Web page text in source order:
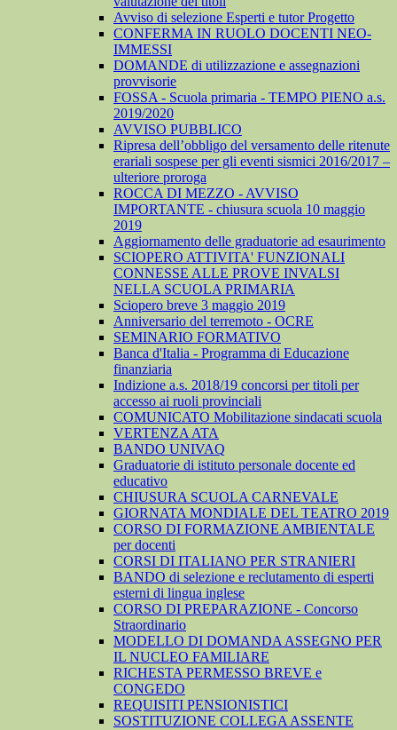
Avviso di selezione Esperti e tutor Progetto
CONFERMA IN RUOLO DOCENTI NEO-
IMMESSI
DOMANDE di utilizzazione e assegnazioni
provvisorie
FOSSA - Scuola primaria - TEMPO PIENO a.s.
2019/2020
AVVISO PUBBLICO
Ripresa dell’obbligo del versamento delle ritenute
erariali sospese per gli eventi sismici 2016/2017 –
ulteriore proroga
ROCCA DI MEZZO - AVVISO
IMPORTANTE - chiusura scuola 10 maggio
2019
Aggiornamento delle graduatorie ad esaurimento
SCIOPERO ATTIVITA' FUNZIONALI
CONNESSE ALLE PROVE INVALSI
NELLA SCUOLA PRIMARIA
Sciopero breve 3 maggio 2019
Anniversario del terremoto - OCRE
SEMINARIO FORMATIVO
Banca d'Italia - Programma di Educazione
finanziaria
Indizione a.s. 2018/19 concorsi per titoli per
accesso ai ruoli provinciali
COMUNICATO Mobilitazione sindacati scuola
VERTENZA ATA
BANDO UNIVAQ
Graduatorie di istituto personale docente ed
educativo
CHIUSURA SCUOLA CARNEVALE
GIORNATA MONDIALE DEL TEATRO 2019
CORSO DI FORMAZIONE AMBIENTALE
per docenti
CORSI DI ITALIANO PER STRANIERI
BANDO di selezione e reclutamento di esperti
esterni di lingua inglese
CORSO DI PREPARAZIONE - Concorso
Straordinario
MODELLO DI DOMANDA ASSEGNO PER
IL NUCLEO FAMILIARE
RICHESTA PERMESSO BREVE e
CONGEDO
REQUISITI PENSIONISTICI
SOSTITUZIONE COLLEGA ASSENTE